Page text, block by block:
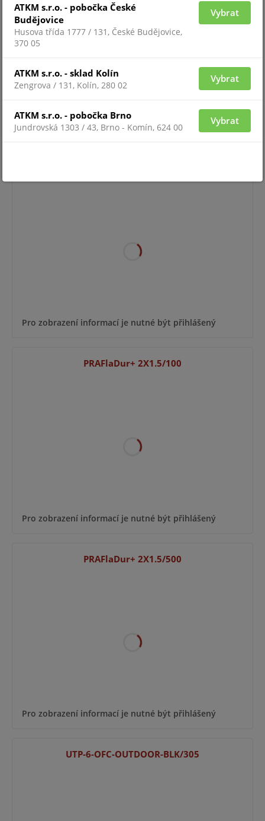
Pro zobrazení informací je nutné být přihlášený
Pro zobrazení informací je nutné být přihlášený
PRAFlaDur+ 2X1.5/100
Pro zobrazení informací je nutné být přihlášený
PRAFlaDur+ 2X1.5/500
Pro zobrazení informací je nutné být přihlášený
UTP-6-OFC-OUTDOOR-BLK/305
ATKM s.r.o. - pobočka České
Budějovice
Husova třída 1777 / 131, České Budějovice,
370 05
Vybrat
ATKM s.r.o. - sklad Kolín
Zengrova / 131, Kolín, 280 02
Vybrat
ATKM s.r.o. - pobočka Brno
Jundrovská 1303 / 43, Brno - Komín, 624 00
Vybrat